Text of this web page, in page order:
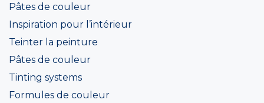
Pâtes de couleur
Inspiration pour l’intérieur
Teinter la peinture
Pâtes de couleur
Tinting systems
Formules de couleur